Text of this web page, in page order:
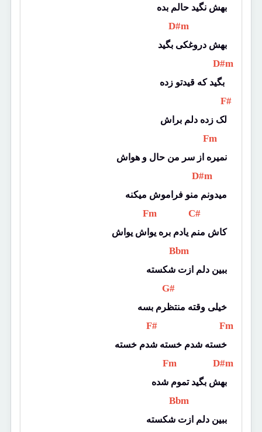
بهش نگید حالم بده
D#m
بهش دروغکی بگید
D#m
بگید که قیدتو زده
F#
لک زده دلم براش
Fm
نمیره از سر من حال و هواش
D#m
میدونم منو فراموش میکنه
Fm C#
کاش منم یادم بره یواش یواش
Bbm
ببین دلم ازت شکسته
G#
خیلی وقته منتظرم بسه
F# Fm
خسته شدم خسته شدم خسته
Fm D#m
بهش بگید تموم شده
Bbm
ببین دلم ازت شکسته